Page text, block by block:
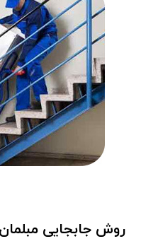
روش جابجایی